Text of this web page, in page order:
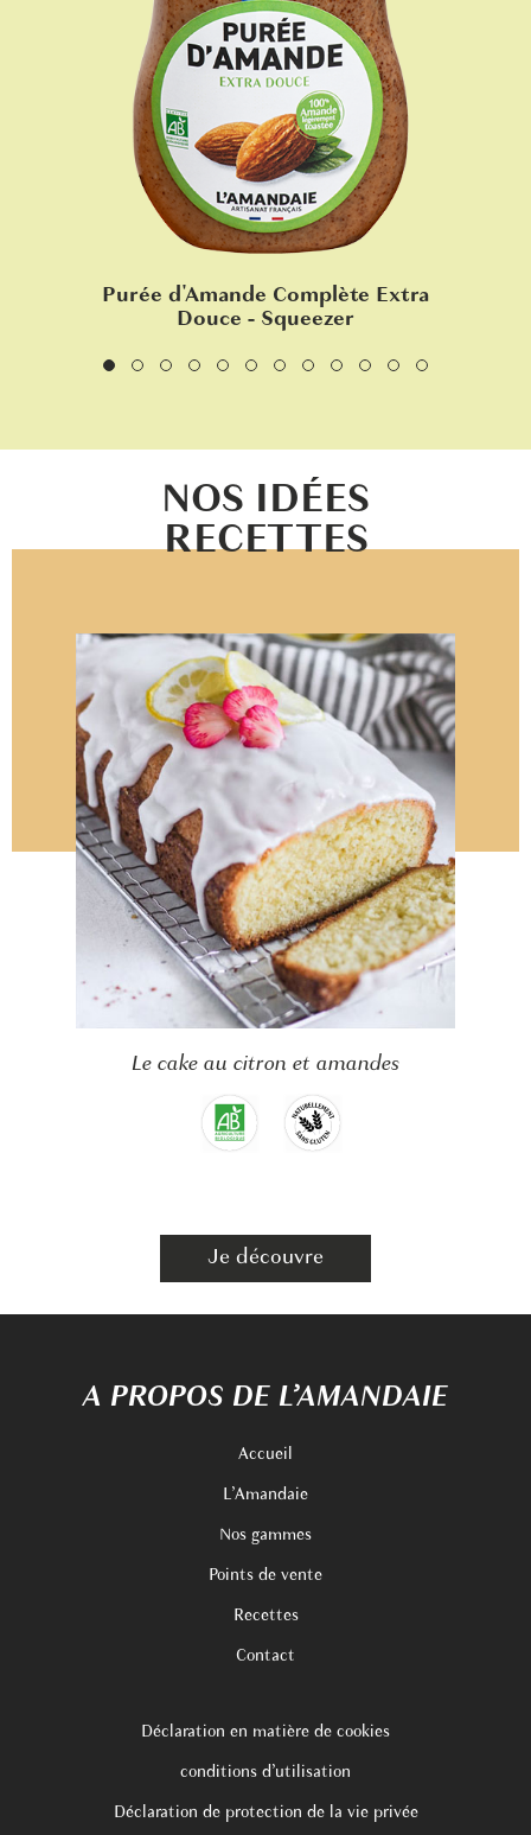
Purée d'Amande Complète Extra
Douce - Squeezer
NOS IDÉES
RECETTES
Le cake au citron et amandes
Je découvre
A PROPOS DE L’AMANDAIE
Accueil
L’Amandaie
Nos gammes
Points de vente
Recettes
Contact
Déclaration en matière de cookies
conditions d’utilisation
Déclaration de protection de la vie privée